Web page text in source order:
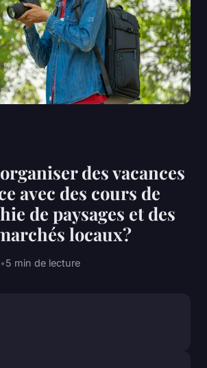
des vacances
avec des cours de
de paysages et des
locaux?
•5 min de lecture